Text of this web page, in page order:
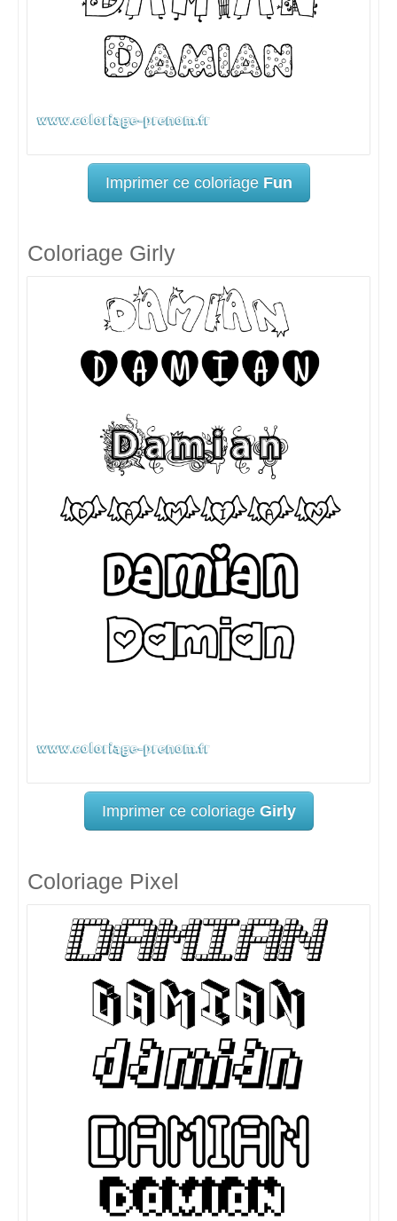
Imprimer ce coloriage Fun
Coloriage Girly
Imprimer ce coloriage Girly
Coloriage Pixel